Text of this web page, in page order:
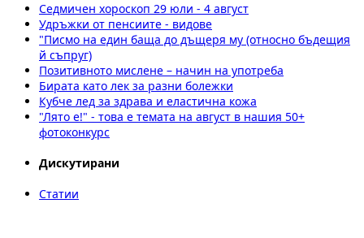
Седмичен хороскоп 29 юли - 4 август
Удръжки от пенсиите - видове
"Писмо на един баща до дъщеря му (относно бъдещия
й съпруг)
Позитивното мислене – начин на употреба
Бирата като лек за разни болежки
Кубче лед за здрава и еластична кожа
"Лято е!" - това е темата на август в нашия 50+
фотоконкурс
Дискутирани
Статии